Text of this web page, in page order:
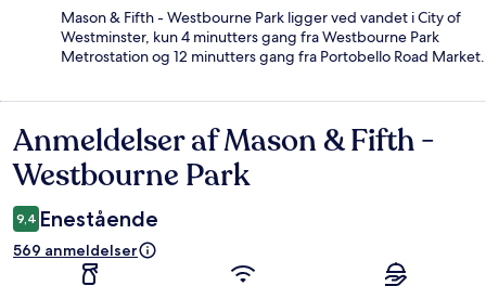
Mason & Fifth - Westbourne Park ligger ved vandet i City of
Westminster, kun 4 minutters gang fra Westbourne Park
Metrostation og 12 minutters gang fra Portobello Road Market.
Anmeldelser
Anmeldelser af Mason & Fifth -
Westbourne Park
9,4 Enestående
569 anmeldelser